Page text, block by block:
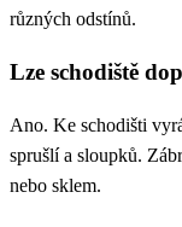
různých odstínů.
Lze schodiště
Ano. Ke schodišti
sprušlí a sloupků.
nebo sklem.